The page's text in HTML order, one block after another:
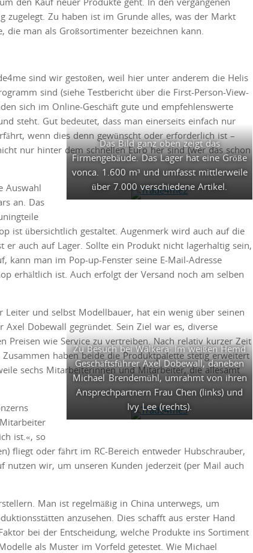
zugelegt. Zu haben ist im Grunde alles, was der Markt
man als Großsortimenter bezeichnen kann.
sind wir gestoßen, weil hier unter anderem die Helis
sind (siehe Testbericht über die First-Person-View-
sich im Online-Geschäft gute und empfehlenswerte
steht. Gut bedeutet, dass man einerseits einfach nur
wenn dies denn gewünscht oder erforderlich ist –
nur hinter dem schnellen Euro her sind (wer das schon
Das Bild ganz oben zeigt das
Firmengebäude. Das Lager hat eine Größe
vonca. 1.600 m³ und umfasst mittlerweile
über 7.000 verschiedene Artikel.
Auswahl
an. Das
ist übersichtlich gestaltet. Augenmerk wird auch auf die
auch auf Lager. Sollte ein Produkt nicht lagerhaltig sein,
kann man im Pop-up-Fenster seine E-Mail-Adresse
erhältlich ist. Auch erfolgt der Versand noch am selben
und selbst Modellbauer, hat ein wenig über seinen
Dobewall gegründet. Sein Ziel war es, diverse
Preisen wie Service zu vertreiben. Nach relativ kurzer Zeit
haben beide die Produktpalette stetig erweitert
sechs Mitarbeiterinnen und Mitarbeiter, die allesamt
Zu Besuch bei Walkera: Im weißen Hemd
Geschäftsführer Axel Dobewall, daneben
Michael Brendemühl, umrahmt von ihren
Ansprechpartnern Frau Chen (links) und
Ivy Lee (rechts).
ist.«, so
fliegt oder fährt im RC-Bereich entweder Hubschrauber,
nutzen wir, um unseren Kunden jederzeit (per Mail auch
Man ist regelmäßig in China unterwegs, um
anzusehen. Dies schafft aus erster Hand
bei der Entscheidung, welche Produkte ins Sortiment
als Muster im Vorfeld getestet. Wie Michael